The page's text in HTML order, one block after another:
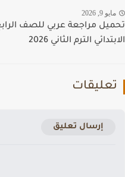
9, 2026
مراجعة عربي للصف الرابع
الترم الثاني 2026
إرسال تعليق